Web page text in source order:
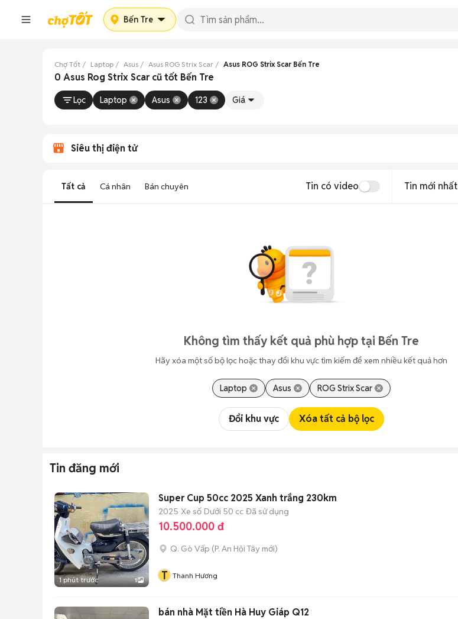
Bến Tre
Chợ Tốt Laptop Asus Asus ROG Strix Scar Asus ROG Strix Scar Bến Tre
0 Asus Rog Strix Scar cũ tốt Bến Tre
Lọc Laptop Asus 123 Giá
Siêu thị điện tử
Tất cả Cá nhân Bán chuyên Tin có video Tin mới nhất
Không tìm thấy kết quả phù hợp tại Bến Tre
Hãy xóa một số bộ lọc hoặc thay đổi khu vực tìm kiếm để xem nhiều kết quả hơn
Laptop Asus ROG Strix Scar
Đổi khu vực Xóa tất cả bộ lọc
Tin đăng mới
1 phút trước 1
Super Cup 50cc 2025 Xanh trắng 230km
2025 Xe số Dưới 50 cc Đã sử dụng
10.500.000 đ
Q. Gò Vấp (P. An Hội Tây mới)
T Thanh Hương
bán nhà Mặt tiền Hà Huy Giáp Q12